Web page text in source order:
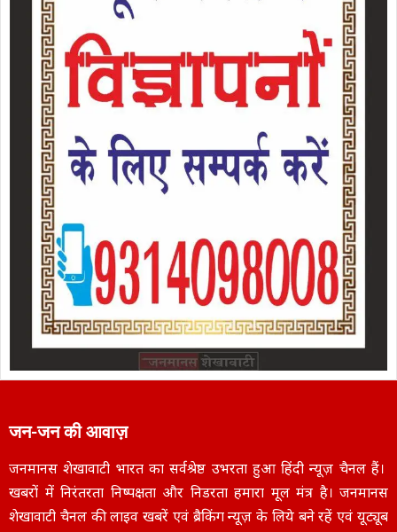
जन-जन की आवाज़
जनमानस शेखावाटी भारत का सर्वश्रेष्ठ उभरता हुआ हिंदी न्यूज़ चैनल हैं।
खबरों में निरंतरता निष्पक्षता और निडरता हमारा मूल मंत्र है। जनमानस
शेखावाटी चैनल की लाइव खबरें एवं ब्रैकिंग न्यूज़ के लिये बने रहें एवं यूट्यूब